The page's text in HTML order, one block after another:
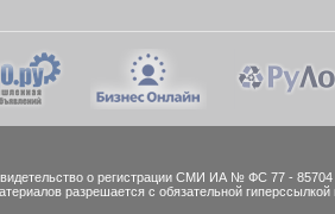
о регистрации СМИ ИА № ФС 77 - 85704
разрешается с обязательной гиперссылкой